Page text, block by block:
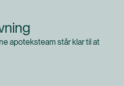
apoteksteam står klar til at